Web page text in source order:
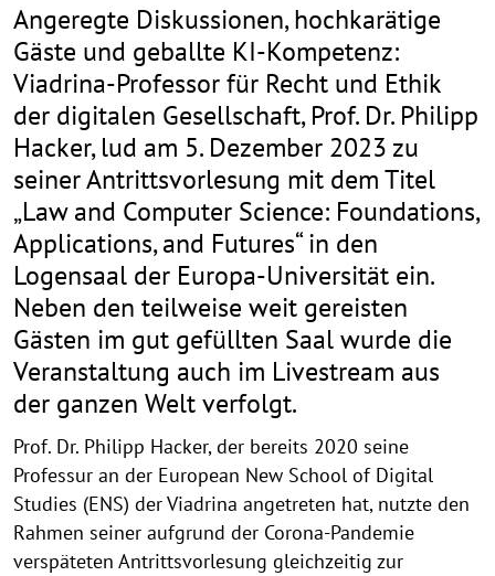
Angeregte Diskussionen, hochkarätige
Gäste und geballte KI-Kompetenz:
Viadrina-Professor für Recht und Ethik
der digitalen Gesellschaft, Prof. Dr. Philipp
Hacker, lud am 5. Dezember 2023 zu
seiner Antrittsvorlesung mit dem Titel
„Law and Computer Science: Foundations,
Applications, and Futures“ in den
Logensaal der Europa-Universität ein.
Neben den teilweise weit gereisten
Gästen im gut gefüllten Saal wurde die
Veranstaltung auch im Livestream aus
der ganzen Welt verfolgt.
Prof. Dr. Philipp Hacker, der bereits 2020 seine
Professur an der European New School of Digital
Studies (ENS) der Viadrina angetreten hat, nutzte den
Rahmen seiner aufgrund der Corona-Pandemie
verspäteten Antrittsvorlesung gleichzeitig zur